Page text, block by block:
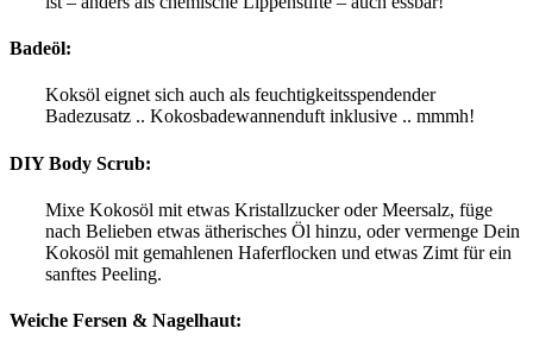
Badeöl:
Koksöl eignet sich auch als feuchtigkeitsspendender
Badezusatz .. Kokosbadewannenduft inklusive .. mmmh!
DIY Body Scrub:
Mixe Kokosöl mit etwas Kristallzucker oder Meersalz, füge
nach Belieben etwas ätherisches Öl hinzu, oder vermenge Dein
Kokosöl mit gemahlenen Haferflocken und etwas Zimt für ein
sanftes Peeling.
Weiche Fersen & Nagelhaut: